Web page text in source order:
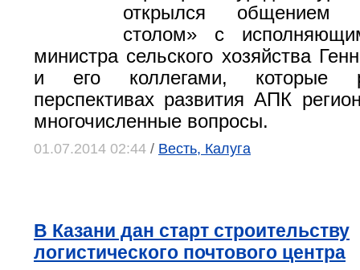
открылся общением
столом» с
министра сельского хозяйства
и его коллегами, которые
перспективах развития АПК
многочисленные вопросы.
01.07.2014 02:44 / Весть, Калуга
В Казани дан старт строительству
логистического почтового центра